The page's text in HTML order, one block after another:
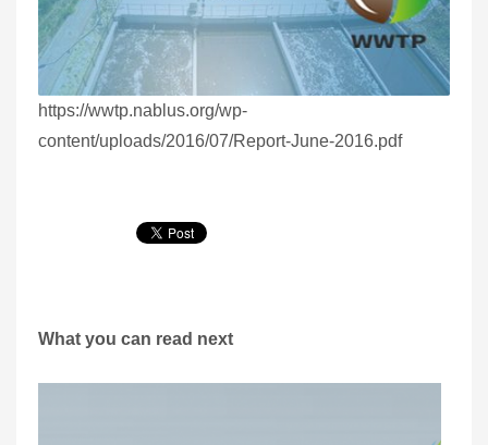
https://wwtp.nablus.org/wp-
content/uploads/2016/07/Report-June-2016.pdf
What you can read next